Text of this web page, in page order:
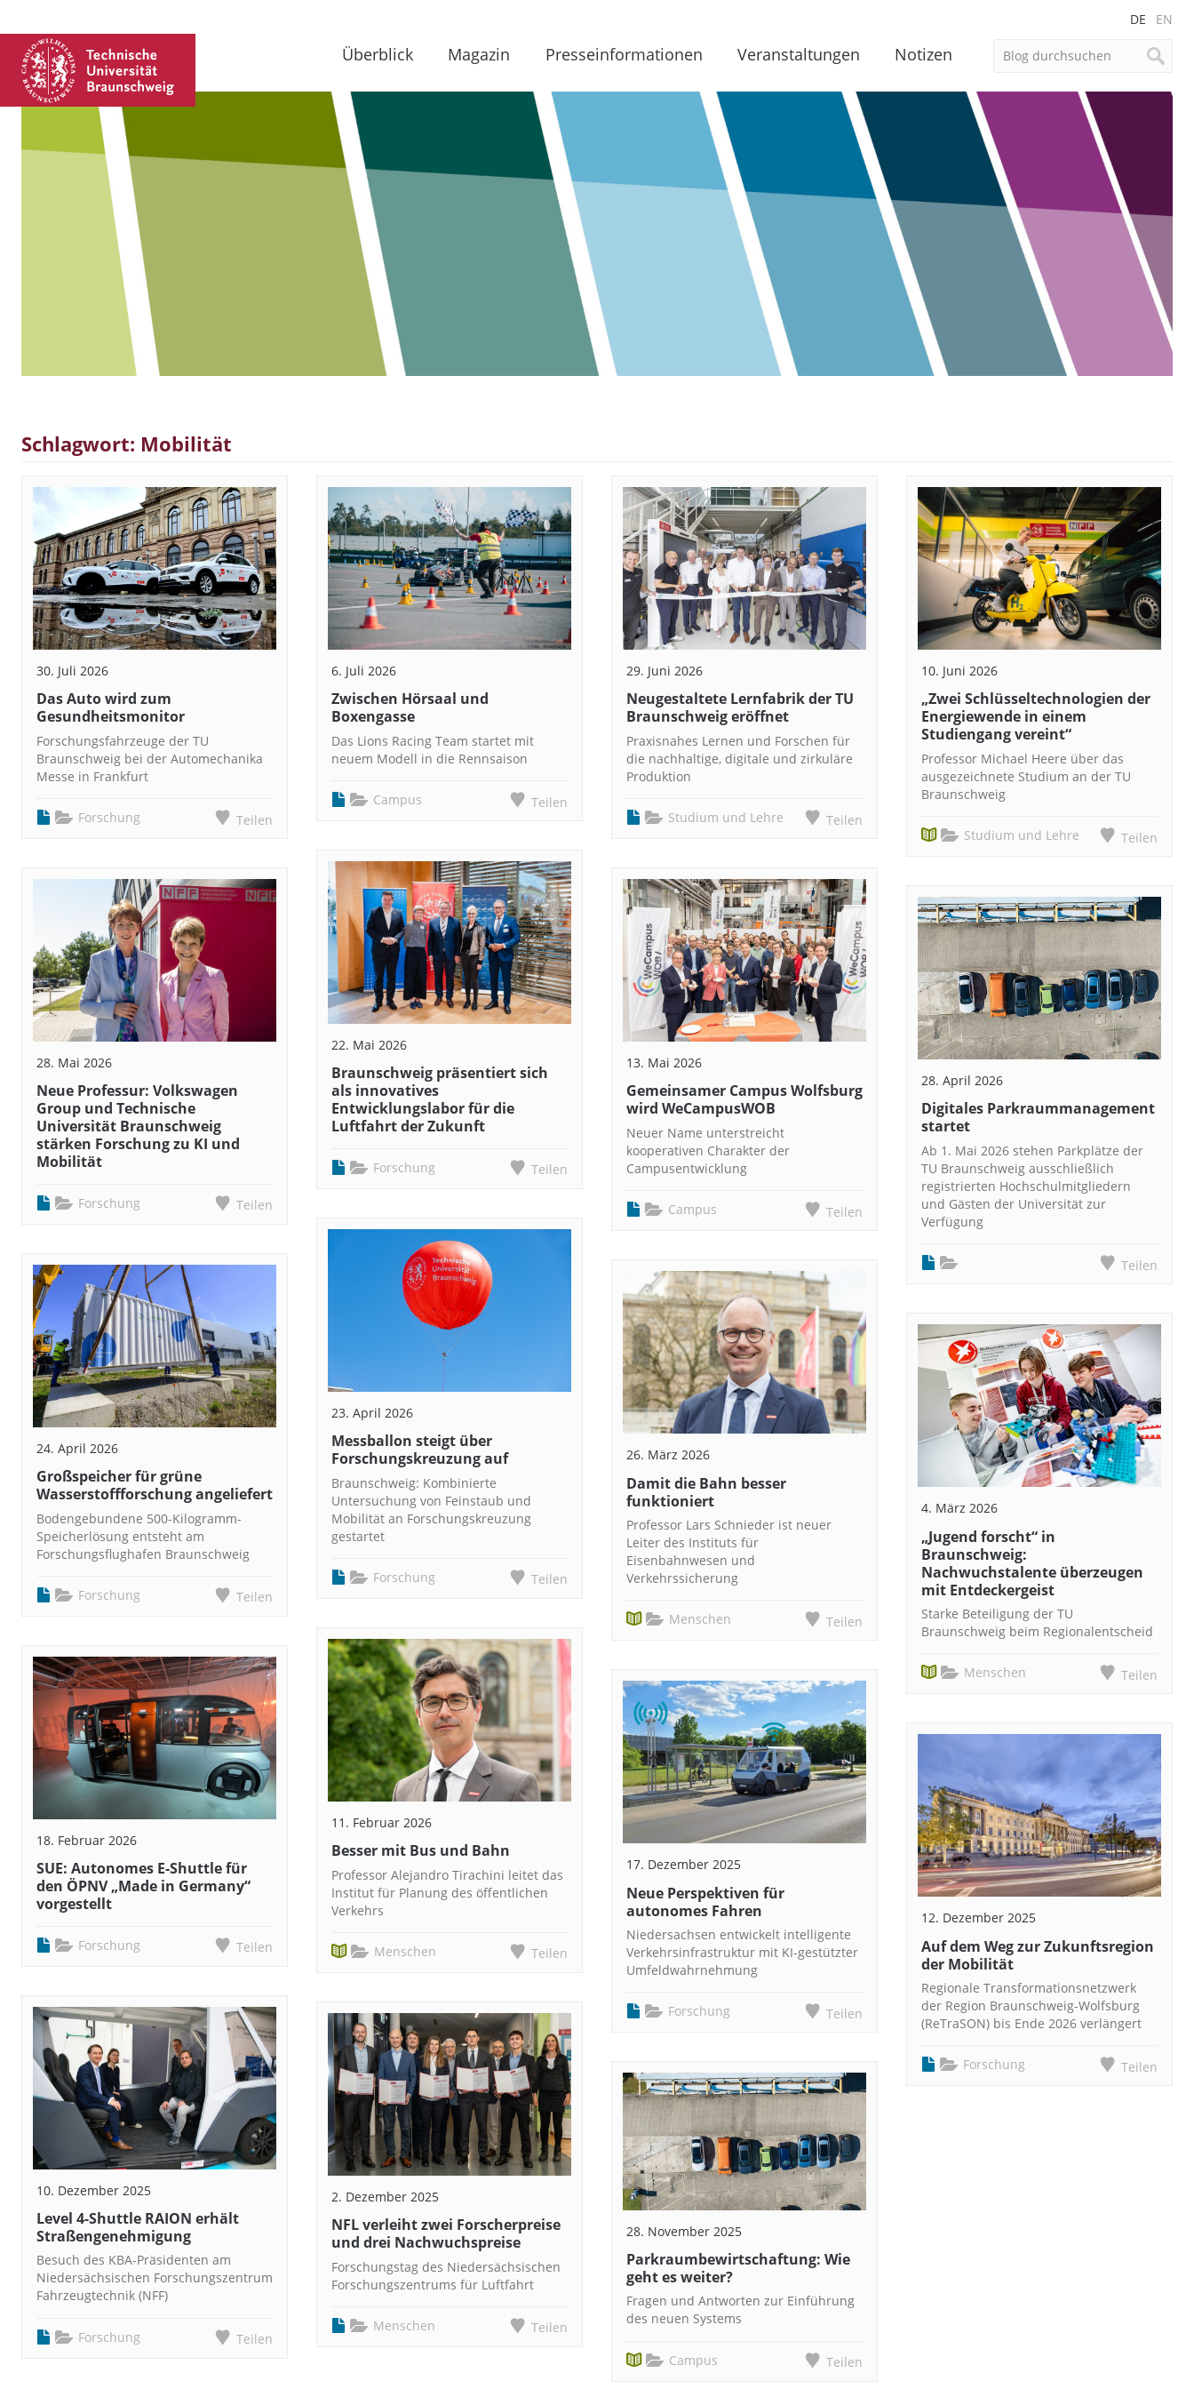
DE EN
Überblick Magazin Presseinformationen Veranstaltungen Notizen
Schlagwort: Mobilität
30. Juli 2026
Das Auto wird zum
Gesundheitsmonitor
Forschungsfahrzeuge der TU
Braunschweig bei der Automechanika
Messe in Frankfurt
Forschung Teilen
28. Mai 2026
Neue Professur: Volkswagen
Group und Technische
Universität Braunschweig
stärken Forschung zu KI und
Mobilität
Forschung Teilen
24. April 2026
Großspeicher für grüne
Wasserstoffforschung angeliefert
Bodengebundene 500-Kilogramm-
Speicherlösung entsteht am
Forschungsflughafen Braunschweig
Forschung Teilen
18. Februar 2026
SUE: Autonomes E-Shuttle für
den ÖPNV „Made in Germany“
vorgestellt
Forschung Teilen
10. Dezember 2025
Level 4-Shuttle RAION erhält
Straßengenehmigung
Besuch des KBA-Präsidenten am
Niedersächsischen Forschungszentrum
Fahrzeugtechnik (NFF)
Forschung Teilen
6. Juli 2026
Zwischen Hörsaal und
Boxengasse
Das Lions Racing Team startet mit
neuem Modell in die Rennsaison
Campus Teilen
22. Mai 2026
Braunschweig präsentiert sich
als innovatives
Entwicklungslabor für die
Luftfahrt der Zukunft
Forschung Teilen
23. April 2026
Messballon steigt über
Forschungskreuzung auf
Braunschweig: Kombinierte
Untersuchung von Feinstaub und
Mobilität an Forschungskreuzung
gestartet
Forschung Teilen
11. Februar 2026
Besser mit Bus und Bahn
Professor Alejandro Tirachini leitet das
Institut für Planung des öffentlichen
Verkehrs
Menschen Teilen
2. Dezember 2025
NFL verleiht zwei Forscherpreise
und drei Nachwuchspreise
Forschungstag des Niedersächsischen
Forschungszentrums für Luftfahrt
Menschen Teilen
29. Juni 2026
Neugestaltete Lernfabrik der TU
Braunschweig eröffnet
Praxisnahes Lernen und Forschen für
die nachhaltige, digitale und zirkuläre
Produktion
Studium und Lehre Teilen
13. Mai 2026
Gemeinsamer Campus Wolfsburg
wird WeCampusWOB
Neuer Name unterstreicht
kooperativen Charakter der
Campusentwicklung
Campus Teilen
26. März 2026
Damit die Bahn besser
funktioniert
Professor Lars Schnieder ist neuer
Leiter des Instituts für
Eisenbahnwesen und
Verkehrssicherung
Menschen Teilen
17. Dezember 2025
Neue Perspektiven für
autonomes Fahren
Niedersachsen entwickelt intelligente
Verkehrsinfrastruktur mit KI-gestützter
Umfeldwahrnehmung
Forschung Teilen
28. November 2025
Parkraumbewirtschaftung: Wie
geht es weiter?
Fragen und Antworten zur Einführung
des neuen Systems
Campus Teilen
10. Juni 2026
„Zwei Schlüsseltechnologien der
Energiewende in einem
Studiengang vereint“
Professor Michael Heere über das
ausgezeichnete Studium an der TU
Braunschweig
Studium und Lehre Teilen
28. April 2026
Digitales Parkraummanagement
startet
Ab 1. Mai 2026 stehen Parkplätze der
TU Braunschweig ausschließlich
registrierten Hochschulmitgliedern
und Gästen der Universität zur
Verfügung
Teilen
4. März 2026
„Jugend forscht“ in
Braunschweig:
Nachwuchstalente überzeugen
mit Entdeckergeist
Starke Beteiligung der TU
Braunschweig beim Regionalentscheid
Menschen Teilen
12. Dezember 2025
Auf dem Weg zur Zukunftsregion
der Mobilität
Regionale Transformationsnetzwerk
der Region Braunschweig-Wolfsburg
(ReTraSON) bis Ende 2026 verlängert
Forschung Teilen